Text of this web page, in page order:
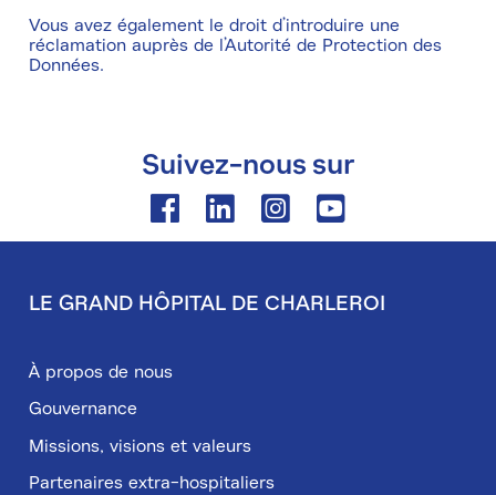
Vous avez également le droit d’introduire une
réclamation auprès de l’Autorité de Protection des
Données.
Suivez-nous sur
FacebookLinkedinInstagramYoutube
de
page
LE GRAND HÔPITAL DE CHARLEROI
À propos de nous
Gouvernance
Missions, visions et valeurs
Partenaires extra-hospitaliers